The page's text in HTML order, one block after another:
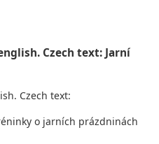
Czech text: Jarní
Czech text:
o jarních prázdninách